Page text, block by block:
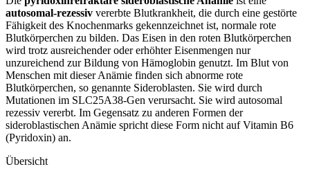
autosomal-rezessiv vererbte Blutkrankheit, die durch eine gestörte
Fähigkeit des Knochenmarks gekennzeichnet ist, normale rote
Blutkörperchen zu bilden. Das Eisen in den roten Blutkörperchen
wird trotz ausreichender oder erhöhter Eisenmengen nur
unzureichend zur Bildung von Hämoglobin genutzt. Im Blut von
Menschen mit dieser Anämie finden sich abnorme rote
Blutkörperchen, so genannte Sideroblasten. Sie wird durch
Mutationen im SLC25A38-Gen verursacht. Sie wird autosomal
rezessiv vererbt. Im Gegensatz zu anderen Formen der
sideroblastischen Anämie spricht diese Form nicht auf Vitamin B6
(Pyridoxin) an.
Übersicht